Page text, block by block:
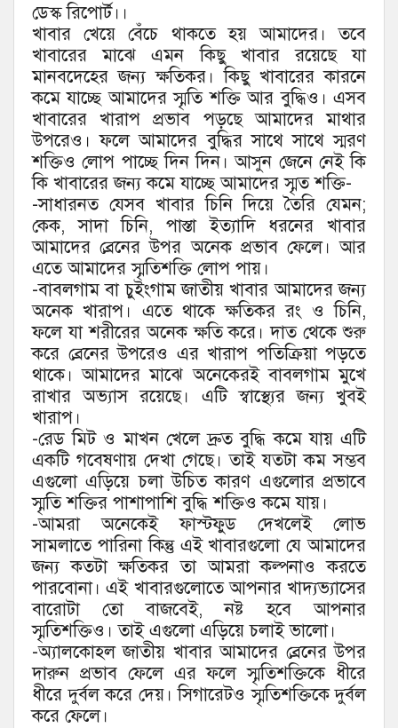
ডেস্ক রিপোর্ট।।
খাবার খেয়ে বেঁচে থাকতে হয় আমাদের। তবে
খাবারের মাঝে এমন কিছু খাবার রয়েছে যা
মানবদেহের জন্য ক্ষতিকর। কিছু খাবারের কারনে
কমে যাচ্ছে আমাদের স্মৃতি শক্তি আর বুদ্ধিও। এসব
খাবারের খারাপ প্রভাব পড়ছে আমাদের মাথার
উপরেও। ফলে আমাদের বুদ্ধির সাথে সাথে স্মরণ
শক্তিও লোপ পাচ্ছে দিন দিন। আসুন জেনে নেই কি
কি খাবারের জন্য কমে যাচ্ছে আমাদের স্মৃত শক্তি-
-‌সাধারনত যেসব খাবার চিনি দিয়ে তৈরি যেমন;
কেক, সাদা চিনি, পাস্তা ইত্যাদি ধরনের খাবার
আমাদের ব্রেনের উপর অনেক প্রভাব ফেলে। আর
এতে আমাদের স্মৃতিশক্তি লোপ পায়।
-বাবলগাম বা চুইংগাম জাতীয় খাবার আমাদের জন্য
অনেক খারাপ। এতে থাকে ক্ষতিকর রং ও চিনি,
ফলে যা শরীরের অনেক ক্ষতি করে। দাত থেকে শুরু
করে ব্রেনের উপরেও এর খারাপ পতিক্রিয়া পড়তে
থাকে। আমাদের মাঝে অনেকেরই বাবলগাম মুখে
রাখার অভ্যাস রয়েছে। এটি স্বাস্থ্যের জন্য খুবই
খারাপ।
-রেড মিট ও মাখন খেলে দ্রুত বুদ্ধি কমে যায় এটি
একটি গবেষণায় দেখা গেছে। তাই যতটা কম সম্ভব
এগুলো এড়িয়ে চলা উচিত কারণ এগুলোর প্রভাবে
স্মৃতি শক্তির পাশাপাশি বুদ্ধি শক্তিও কমে যায়।
-আমরা অনেকেই ফাস্টফুড দেখলেই লোভ
সামলাতে পারিনা কিন্তু এই খাবারগুলো যে আমাদের
জন্য কতটা ক্ষতিকর তা আমরা কল্পনাও করতে
পারবোনা। এই খাবারগুলোতে আপনার খাদ্যভ্যাসের
বারোটা তো বাজবেই, নষ্ট হবে আপনার
স্মৃতিশক্তিও। তাই এগুলো এড়িয়ে চলাই ভালো।
-অ্যালকোহল জাতীয় খাবার আমাদের ব্রেনের উপর
দারুন প্রভাব ফেলে এর ফলে স্মৃতিশক্তিকে ধীরে
ধীরে দুর্বল করে দেয়। সিগারেটও স্মৃতিশক্তিকে দুর্বল
করে ফেলে।